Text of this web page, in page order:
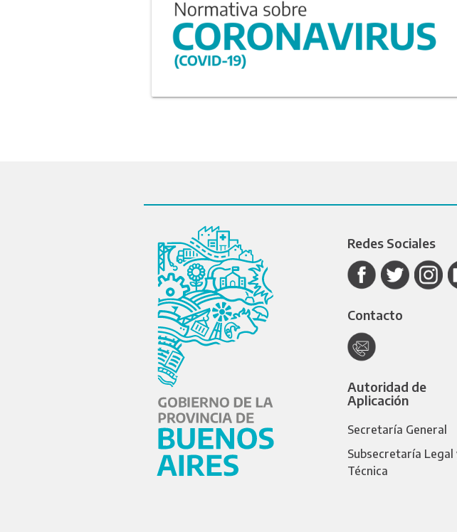
Redes Sociales
Contacto
Autoridad de
Aplicación
Secretaría General
Subsecretaría Legal
Técnica